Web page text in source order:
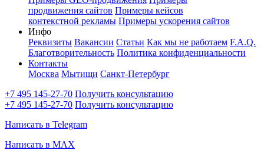
продвижения сайтов Примеры кейсов
контекстной рекламы Примеры ускорения сайтов
Инфо
Реквизиты Вакансии Статьи Как мы не работаем F.A.Q.
Благотворительность Политика конфиденциальности
Контакты
Москва Мытищи Санкт-Петербург
+7 495 145-27-70 Получить консультацию
+7 495 145-27-70 Получить консультацию
Написать в Telegram
Написать в MAX